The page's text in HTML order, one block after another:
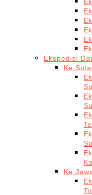
Ekspedisi
Ke
Ke